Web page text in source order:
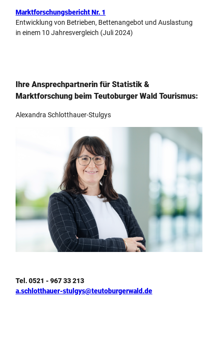
Marktforschungsbericht Nr. 1
Entwicklung von Betrieben, Bettenangebot und Auslastung
in einem 10 Jahresvergleich (Juli 2024)
Ihre Ansprechpartnerin für Statistik &
Marktforschung beim Teutoburger Wald Tourismus:
Alexandra Schlotthauer-Stulgys
Team Teutoburger Wald Tourismus, Alexandra Schlotthauer-Stulgys
Tel. 0521 - 967 33 213
a.schlotthauer-stulgys@teutoburgerwald.de